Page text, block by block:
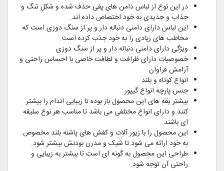
در این نوع از لباس دامن های پفی حذف شده و شکل تنگ و
جذاب و جدیدی به خود اختصاص داده اند.
این لباس دارای دامنی دنباله دار و پر از سنگ دوزی است که
مخاطب های زیادی را به خود جذب کرده است.
ویژگی دارای دامنی دنباله دار و پر از سنگ دوزی
خصوصیات دارای ظرافت و لطافت خاصی با احساس راحتی و
آرامش فراوان
انواع کوتاه و بلند
جنس پارچه انواع گیپور
بیشتر یقه های این محصول باز بوده تا زیبایی اندام را بیشتر
کنند و دارای انواع مختلفی می باشد تا مناسب هر نوع سلیقه
ای باشند.
این محصول را با زیور آلات و کفش های پاشنه بلند مخصوص
به خود ارائه می شود تا شیک و مدرن بودنش بیشتر شود.
طراحی این محصول به گونه ای است تا بیشتر به زیبایی و
راحتی آن توجه شود.